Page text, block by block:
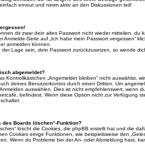
erneut und nimm aktiv an den Diskussionen teil!
dir zwar dein altes Passwort nicht wieder mitteilen, du
Anmelde-Seite auf „Ich habe mein Passwort vergessen“
anmelden können.
Lage sein, dein Passwort zurückzusetzen, so wende
abgemeldet?
Kontrollkästchen „Angemeldet bleiben“ nicht auswählst,
deines Benutzerkontos durch einen Dritten. Um
Anmelden auswählen. Dies ist nicht empfehlenswert, wenn
befindest. Wenn diese Option nicht zur Verfügung
des Boards löschen“-Funktion?
löscht die Cookies, die phpBB erstellt hat und die
Cookies einige Funktionen, wie beispielsweise den
Wenn du Probleme bei der An- oder Abmeldung hast,